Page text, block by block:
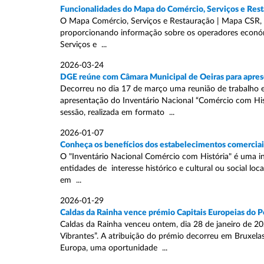
Funcionalidades do Mapa do Comércio, Serviços e
O Mapa Comércio, Serviços e Restauração | Mapa
proporcionando informação sobre os operadores
Serviços e ...
2026-03-24
DGE reúne com Câmara Municipal de Oeiras para
Decorreu no dia 17 de março uma reunião de trabalho
apresentação do Inventário Nacional “Comércio com
sessão, realizada em formato ...
2026-01-07
Conheça os benefícios dos estabelecimentos
O "Inventário Nacional Comércio com História" é uma
entidades de interesse histórico e cultural ou social
em ...
2026-01-29
Caldas da Rainha vence prémio Capitais Europeias do
Caldas da Rainha venceu ontem, dia 28 de janeiro de
Vibrantes”. A atribuição do prémio decorreu em
Europa, uma oportunidade ...